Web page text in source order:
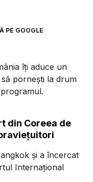
PE GOOGLE
îți aduce un
pornești la drum
din Coreea de
și a încercat
Internațional